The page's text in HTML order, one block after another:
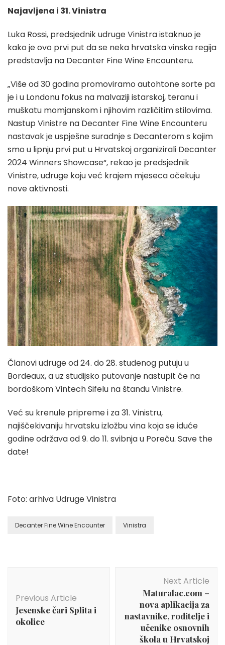
Najavljena i 31. Vinistra
Luka Rossi, predsjednik udruge Vinistra istaknuo je
kako je ovo prvi put da se neka hrvatska vinska regija
predstavlja na Decanter Fine Wine Encounteru.
„Više od 30 godina promoviramo autohtone sorte pa
je i u Londonu fokus na malvaziji istarskoj, teranu i
muškatu momjanskom i njihovim različitim stilovima.
Nastup Vinistre na Decanter Fine Wine Encounteru
nastavak je uspješne suradnje s Decanterom s kojim
smo u lipnju prvi put u Hrvatskoj organizirali Decanter
2024 Winners Showcase“, rekao je predsjednik
Vinistre, udruge koju već krajem mjeseca očekuju
nove aktivnosti.
Članovi udruge od 24. do 28. studenog putuju u
Bordeaux, a uz studijsko putovanje nastupit će na
bordoškom Vintech Sifelu na štandu Vinistre.
Već su krenule pripreme i za 31. Vinistru,
najiščekivaniju hrvatsku izložbu vina koja se iduće
godine održava od 9. do 11. svibnja u Poreču. Save the
date!
Foto: arhiva Udruge Vinistra
Decanter Fine Wine Encounter Vinistra
Previous Article
Jesenske čari Splita i
okolice
Next Article
Maturalac.com –
nova aplikacija za
nastavnike, roditelje i
učenike osnovnih
škola u Hrvatskoj